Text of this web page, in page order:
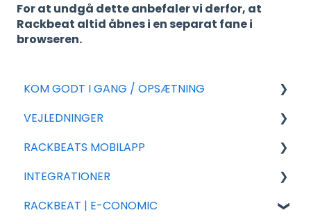
For at undgå dette anbefaler vi derfor, at
Rackbeat altid åbnes i en separat fane i
browseren.
KOM GODT I GANG / OPSÆTNING
For nye aftaler
Generel Opsætning
Tillægsmoduler
Salg
VEJLEDNINGER
Eksport
Import
Rackbeat
RACKBEATS MOBILAPP
Salg
INTEGRATIONER
Integrations partnere
RACKBEAT | E-CONOMIC